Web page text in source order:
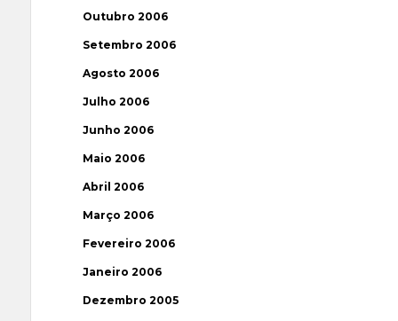
Outubro 2006
Setembro 2006
Agosto 2006
Julho 2006
Junho 2006
Maio 2006
Abril 2006
Março 2006
Fevereiro 2006
Janeiro 2006
Dezembro 2005